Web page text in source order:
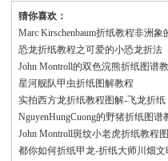
猜你喜欢：
Marc Kirschenbaum折纸教程非洲象
恐龙折纸教程之可爱的小恐龙折法
John Montroll的双色浣熊折纸图谱
星河舰队甲虫折纸图解教程
实拍西方龙折纸教程图解-飞龙折纸
NguyenHungCuong的野猪折纸图谱
John Montroll斑纹小老虎折纸教程
都你如何折纸甲龙-折纸大师川畑文